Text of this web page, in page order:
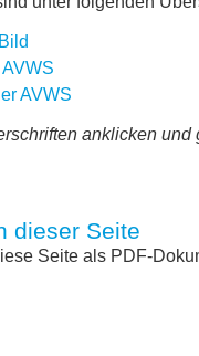
AVWS
anklicken und
dieser Seite
Seite als PDF-